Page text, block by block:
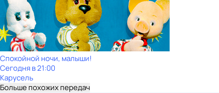
Спокойной ночи, малыши!
Сегодня в 21:00
Карусель
Больше похожих передач